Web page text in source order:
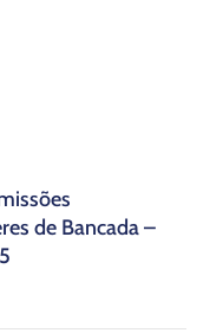
de Bancada –